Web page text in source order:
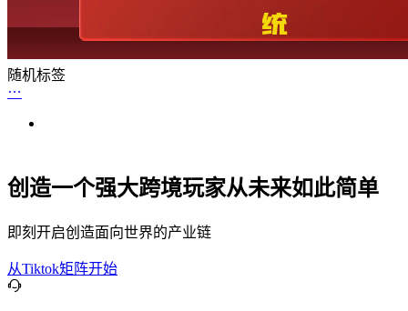
随机标签
创造一个强大跨境玩家从未来如此简单
即刻开启创造面向世界的产业链
从Tiktok矩阵开始